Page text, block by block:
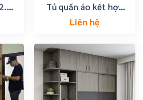
Tủ quần áo kết hợp
giường xinh tiện nghi
tại Thành phố Bà Rịa
Liên hệ